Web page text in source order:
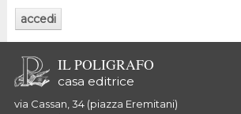
IL POLIGRAFO
casa editrice
via Cassan, 34 (piazza Eremitani)